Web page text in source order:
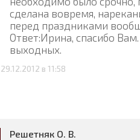
сделана вовремя,
перед праздниками
Ответ:Ирина, спасибо
выходных.
29.12.2012 в 11:58
Решетняк О. В.